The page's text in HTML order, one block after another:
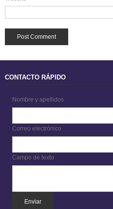
CONTACTO RÁPIDO
Nombre y apellidos
Correo electrónico
Campo de texto
Enviar